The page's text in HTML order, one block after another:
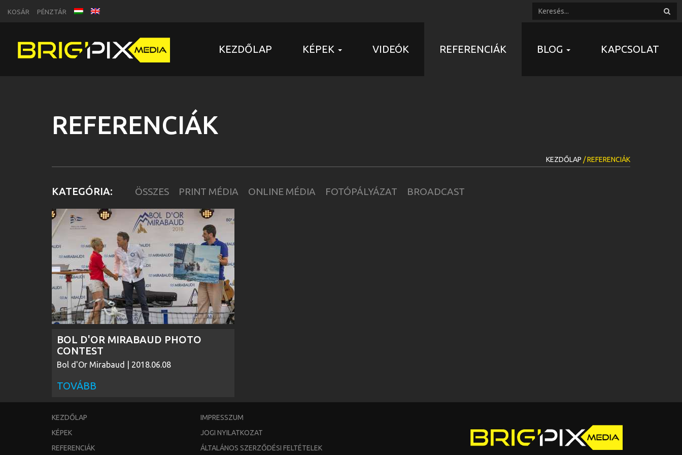
KOSÁR PÉNZTÁR
KEZDŐLAP KÉPEK VIDEÓK REFERENCIÁK BLOG KAPCSOLAT
REFERENCIÁK
KEZDŐLAP / REFERENCIÁK
KATEGÓRIA: ÖSSZES PRINT MÉDIA ONLINE MÉDIA FOTÓPÁLYÁZAT BROADCAST
BOL D'OR MIRABAUD PHOTO
CONTEST
Bol d'Or Mirabaud | 2018.06.08
TOVÁBB
KEZDŐLAP
KÉPEK
REFERENCIÁK
IMPRESSZUM
JOGI NYILATKOZAT
ÁLTALÁNOS SZERZŐDÉSI FELTÉTELEK